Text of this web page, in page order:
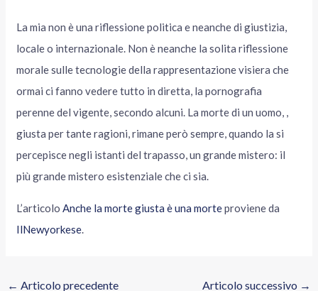
La mia non è una riflessione politica e neanche di giustizia,
locale o internazionale. Non è neanche la solita riflessione
morale sulle tecnologie della rappresentazione visiera che
ormai ci fanno vedere tutto in diretta, la pornografia
perenne del vigente, secondo alcuni. La morte di un uomo, ,
giusta per tante ragioni, rimane però sempre, quando la si
percepisce negli istanti del trapasso, un grande mistero: il
più grande mistero esistenziale che ci sia.
L’articoloAnche la morte giusta è una morteproviene da
IlNewyorkese.
← Articolo precedente Articolo successivo →